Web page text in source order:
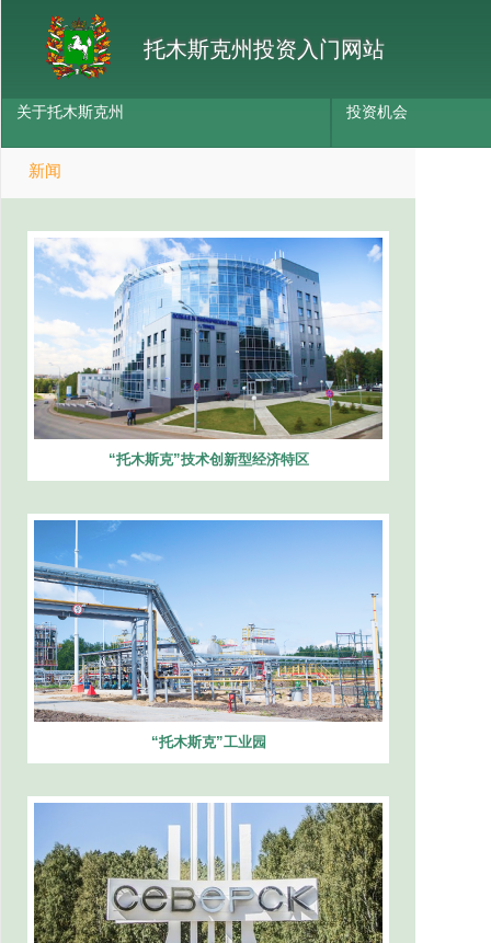
托木斯克州投资入门网站
关于托木斯克州 投资机会
新闻
“托木斯克”技术创新型经济特区
“托木斯克”工业园